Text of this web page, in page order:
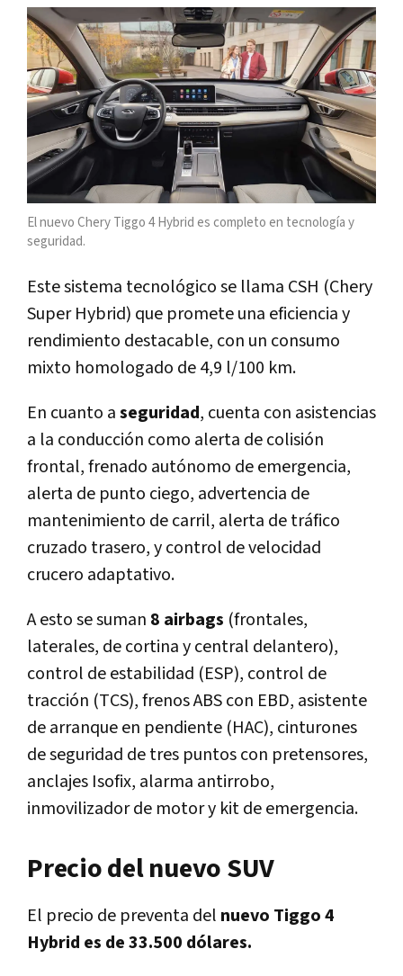
El nuevo Chery Tiggo 4 Hybrid es completo en tecnología y
seguridad.
Este sistema tecnológico se llama CSH (Chery
Super Hybrid) que promete una eficiencia y
rendimiento destacable, con un consumo
mixto homologado de 4,9 l/100 km.
En cuanto aseguridad, cuenta con asistencias
a la conducción como alerta de colisión
frontal, frenado autónomo de emergencia,
alerta de punto ciego, advertencia de
mantenimiento de carril, alerta de tráfico
cruzado trasero, y control de velocidad
crucero adaptativo.
A esto se suman 8 airbags (frontales,
laterales, de cortina y central delantero),
control de estabilidad (ESP), control de
tracción (TCS), frenos ABS con EBD, asistente
de arranque en pendiente (HAC), cinturones
de seguridad de tres puntos con pretensores,
anclajes Isofix, alarma antirrobo,
inmovilizador de motor y kit de emergencia.
Precio del nuevo SUV
El precio de preventa del nuevo Tiggo 4
Hybrid es de 33.500 dólares.